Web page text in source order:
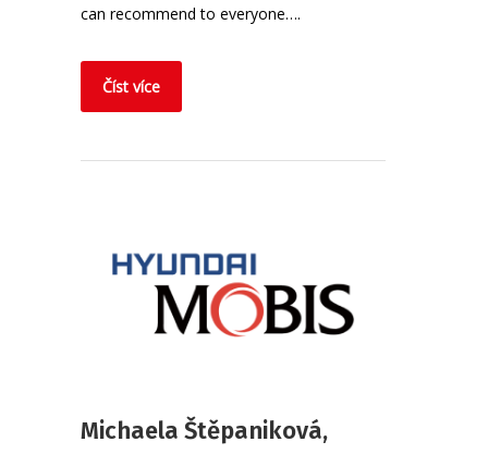
can recommend to everyone….
Číst více
Michaela Štěpaniková,